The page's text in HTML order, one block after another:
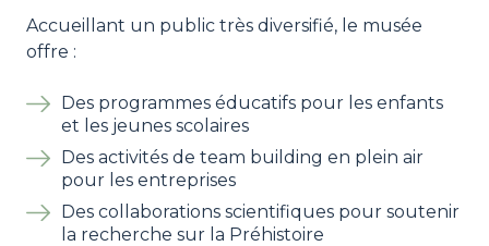
Accueillant un public très diversifié, le musée
offre :
Des programmes éducatifs pour les enfants
et les jeunes scolaires
Des activités de team building en plein air
pour les entreprises
Des collaborations scientifiques pour soutenir
la recherche sur la Préhistoire